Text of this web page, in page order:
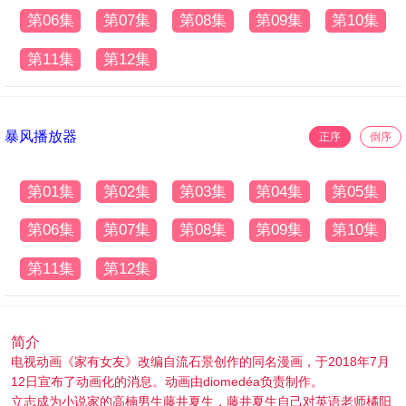
第06集 第07集 第08集 第09集 第10集
第11集 第12集
暴风播放器 正序 倒序
第01集 第02集 第03集 第04集 第05集
第06集 第07集 第08集 第09集 第10集
第11集 第12集
简介
电视动画《家有女友》改编自流石景创作的同名漫画，于2018年7月
12日宣布了动画化的消息。动画由diomedéa负责制作。
立志成为小说家的高楠男生藤井夏生，藤井夏生自己对英语老师橘阳